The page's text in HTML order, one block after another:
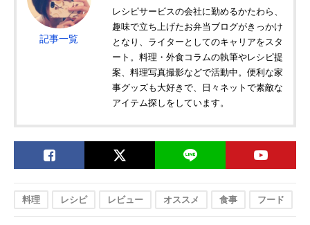
記事一覧
レシピサービスの会社に勤めるかたわら、
趣味で立ち上げたお弁当ブログがきっかけ
となり、ライターとしてのキャリアをスタ
ート。料理・外食コラムの執筆やレシピ提
案、料理写真撮影などで活動中。便利な家
事グッズも大好きで、日々ネットで素敵な
アイテム探しをしています。
料理 レシピ レビュー オススメ 食事 フード